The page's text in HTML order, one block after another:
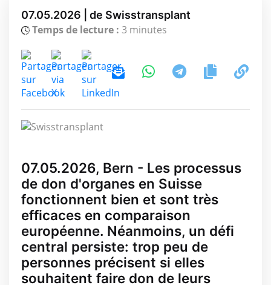
07.05.2026 | de Swisstransplant
Temps de lecture : 3 minutes
07.05.2026, Bern - Les processus
de don d'organes en Suisse
fonctionnent bien et sont très
efficaces en comparaison
européenne. Néanmoins, un défi
central persiste: trop peu de
personnes précisent si elles
souhaitent faire don de leurs